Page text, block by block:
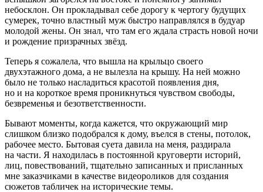
небосклон. Он прокладывал себе дорогу к чертогу будущих
сумерек, точно властный муж быстро направлялся в будуар
молодой жены. Он знал, что там его ждала страсть новой ночи
и рождение призрачных звёзд.
Теперь я сожалела, что вышла на крыльцо своего
двухэтажного дома, а не вылезла на крышу. На ней можно
было не только насладиться красотой появления дня,
но и на короткое время проникнуться чувством свободы,
безвременья и безответственности.
Бывают моменты, когда кажется, что окружающий мир
слишком близко подобрался к дому, въелся в стены, потолок,
рабочее место. Бытовая суета давила на меня, раздирала
на части. Я находилась в постоянной круговерти историй,
лиц, повествований, тщательно записанных и присланных
мне заказчиками в качестве видеороликов для создания
сюжетов табличек на исторические темы.